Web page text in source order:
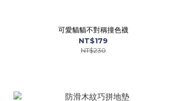
可愛貓貓不對稱撞色襪
NT$179
NT$230